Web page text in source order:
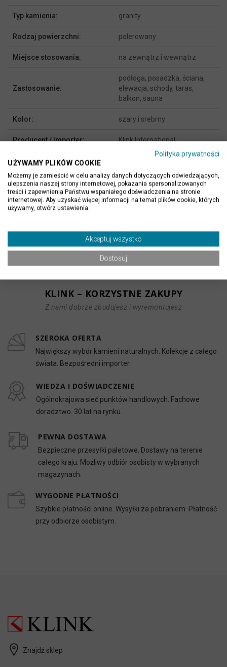
Typ kamienia: granity
Rodzaj powierzchni: polerowany
Miejsce stosowania: na zewnątrz i wewnątrz
Zastosowanie:
podłoga, posadzka, ściana,
elewacja, schody, taras,
balkon, sauna
Kolor: szary i srebrny
Producent / Importer: Klink International
OPIS PRODUKTU
do przejrzenia galerii produktu.
KLINK – KORZYSTNE ZAKUPY
Z nami dobrze zbudujesz i wyremontujesz
SZEROKA OFERTA
Największy wybór kamieni naturalnych. Kolekcje z całego
świata. Bezpośredni importer.
WIEDZA I DOŚWIADCZENIE
Ogólnokrajowa sieć punktów handlowych. Fachowe
doradztwo. 30 lat na rynku.
PEWNA DOSTAWA
Bezpieczne przesyłki paletowe. Dostawy na terenie
całego kraju. Możliwy odbiór osobisty w wybranych
magazynach.
WYGODNE PŁATNOŚCI
Szybkie płatności online. Wysyłki za pobraniem. Płatność
przy odbiorze osobistym.
Znajdź sklep
Polityka prywatności
UŻYWAMY PLIKÓW COOKIE
Możemy je zamieścić w celu analizy danych dotyczących odwiedzających,
ulepszenia naszej strony internetowej, pokazania spersonalizowanych
treści i zapewnienia Państwu wspaniałego doświadczenia na stronie
internetowej. Aby uzyskać więcej informacji na temat plików cookie, których
używamy, otwórz ustawienia.
Akceptuj wszystko
Dostosuj